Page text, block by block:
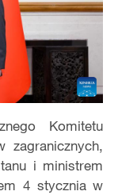
Komitetu
zagranicznych,
i ministrem
4 stycznia w